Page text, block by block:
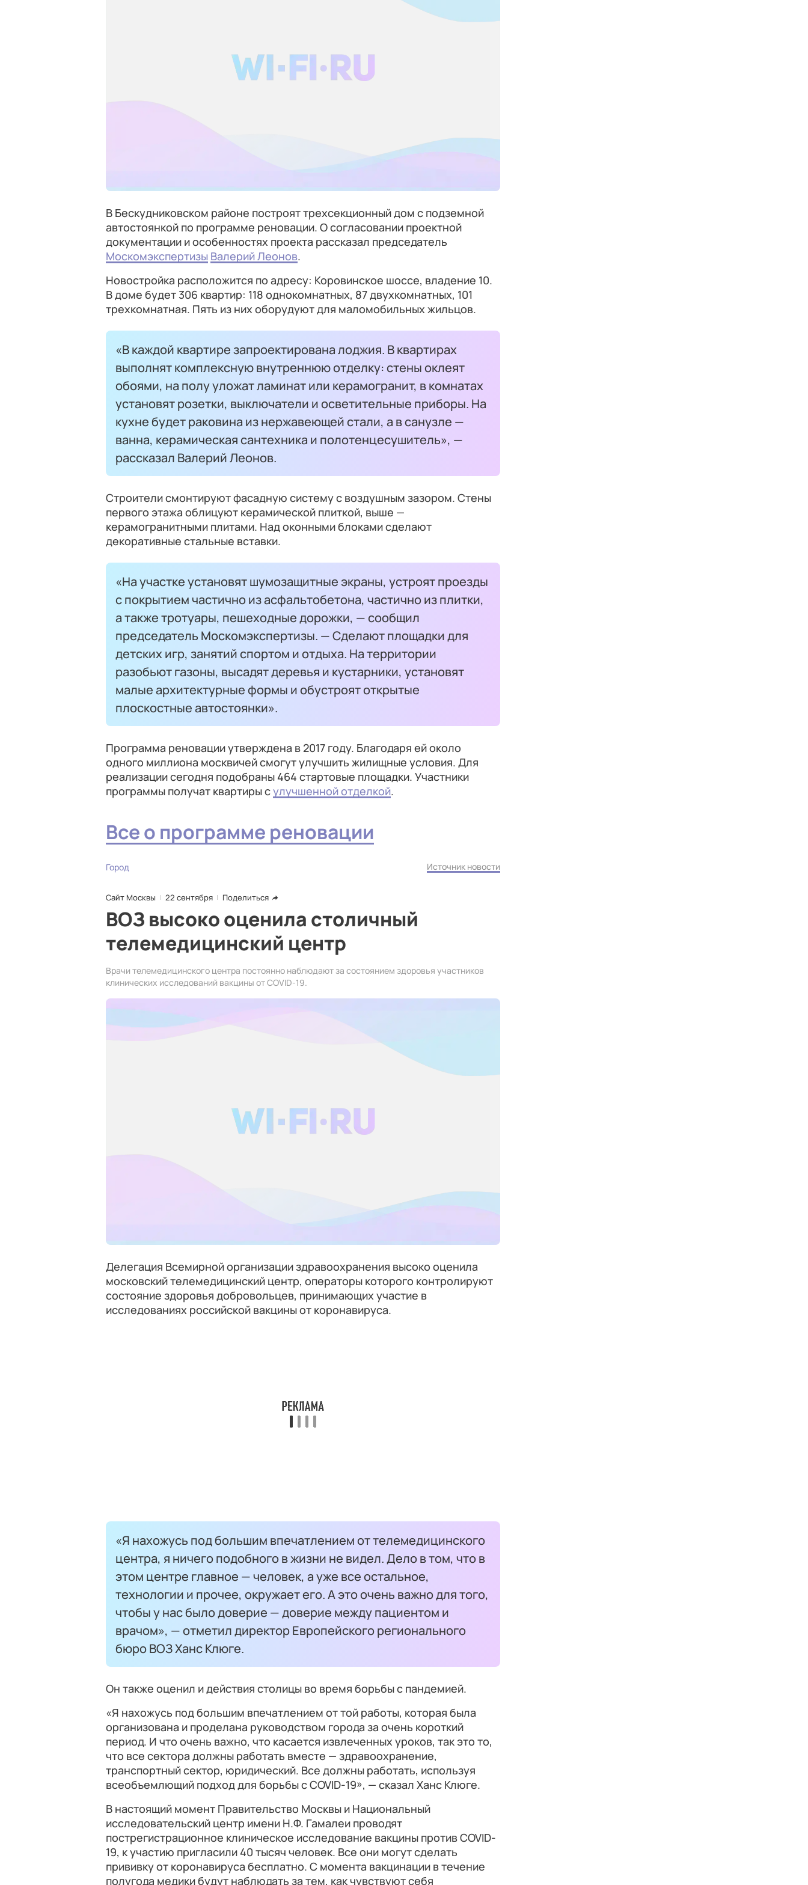
В Бескудниковском районе построят трехсекционный дом с подземной
автостоянкой по программе реновации. О согласовании проектной
документации и особенностях проекта рассказал председатель
Москомэкспертизы Валерий Леонов.
Новостройка расположится по адресу: Коровинское шоссе, владение 10.
В доме будет 306 квартир: 118 однокомнатных, 87 двухкомнатных, 101
трехкомнатная. Пять из них оборудуют для маломобильных жильцов.
«В каждой квартире запроектирована лоджия. В квартирах
выполнят комплексную внутреннюю отделку: стены оклеят
обоями, на полу уложат ламинат или керамогранит, в комнатах
установят розетки, выключатели и осветительные приборы. На
кухне будет раковина из нержавеющей стали, а в санузле —
ванна, керамическая сантехника и полотенцесушитель», —
рассказал Валерий Леонов.
Строители смонтируют фасадную систему с воздушным зазором. Стены
первого этажа облицуют керамической плиткой, выше —
керамогранитными плитами. Над оконными блоками сделают
декоративные стальные вставки.
«На участке установят шумозащитные экраны, устроят проезды
с покрытием частично из асфальтобетона, частично из плитки,
а также тротуары, пешеходные дорожки, — сообщил
председатель Москомэкспертизы. — Сделают площадки для
детских игр, занятий спортом и отдыха. На территории
разобьют газоны, высадят деревья и кустарники, установят
малые архитектурные формы и обустроят открытые
плоскостные автостоянки».
Программа реновации утверждена в 2017 году. Благодаря ей около
одного миллиона москвичей смогут улучшить жилищные условия. Для
реализации сегодня подобраны 464 стартовые площадки. Участники
программы получат квартиры сулучшенной отделкой.
Все о программе реновации
Город Источник новости
Сайт Москвы 22 сентября Поделиться
ВОЗ высоко оценила столичный
телемедицинский центр
Врачи телемедицинского центра постоянно наблюдают за состоянием здоровья участников
клинических исследований вакцины от COVID-19.
Делегация Всемирной организации здравоохранения высоко оценила
московский телемедицинский центр, операторы которого контролируют
состояние здоровья добровольцев, принимающих участие в
исследованиях российской вакцины от коронавируса.
«Я нахожусь под большим впечатлением от телемедицинского
центра, я ничего подобного в жизни не видел. Дело в том, что в
этом центре главное — человек, а уже все остальное,
технологии и прочее, окружает его. А это очень важно для того,
чтобы у нас было доверие — доверие между пациентом и
врачом», — отметил директор Европейского регионального
бюро ВОЗ Ханс Клюге.
Он также оценил и действия столицы во время борьбы с пандемией.
«Я нахожусь под большим впечатлением от той работы, которая была
организована и проделана руководством города за очень короткий
период. И что очень важно, что касается извлеченных уроков, так это то,
что все сектора должны работать вместе — здравоохранение,
транспортный сектор, юридический. Все должны работать, используя
всеобъемлющий подход для борьбы с COVID-19», — сказал Ханс Клюге.
В настоящий момент Правительство Москвы и Национальный
исследовательский центр имени Н.Ф. Гамалеи проводят
пострегистрационное клиническое исследование вакцины против COVID-
19, к участию пригласили 40 тысяч человек. Все они могут сделать
прививку от коронавируса бесплатно. С момента вакцинации в течение
полугода медики будут наблюдать за тем, как чувствуют себя